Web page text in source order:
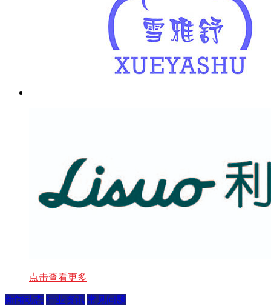
点击查看更多
新闻动态 行业资讯 常见问题